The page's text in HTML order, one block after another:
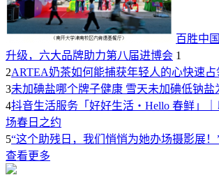
百胜中
升级，六大品牌助力第八届进博会 1
2ARTEA奶茶如何能捕获年轻人的心快速占
3未加碘盐哪个牌子健康 雪天未加碘低钠盐
4抖音生活服务「好好生活・Hello 春鲜」
场春日之约
5“这个助残日，我们悄悄为她办场摄影展！
查看更多